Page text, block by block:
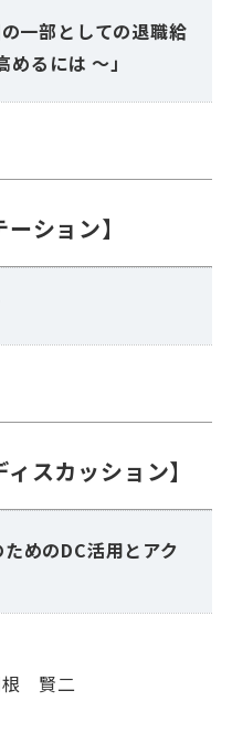
一部としての退職給
るには ～」
ション】
スカッション】
めのDC活用とアク
根 賢二